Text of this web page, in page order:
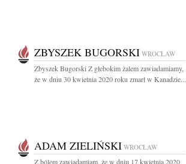
ZBYSZEK BUGORSKI WROCŁAW
Zbyszek Bugorski Z głebokim żalem zawiadamiamy,
że w dniu 30 kwietnia 2020 roku zmarł w Kanadzie...
ADAM ZIELIŃSKI WROCŁAW
Z bólem zawiadamiam, że w dniu 17 kwietnia 2020